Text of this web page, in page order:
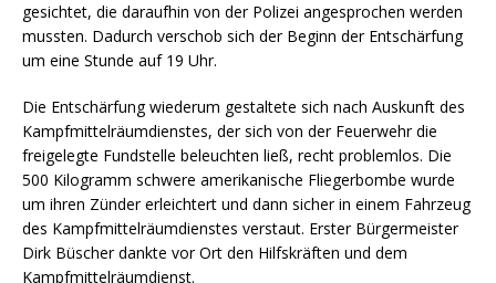
gesichtet, die daraufhin von der Polizei angesprochen werden
mussten. Dadurch verschob sich der Beginn der Entschärfung
um eine Stunde auf 19 Uhr.
Die Entschärfung wiederum gestaltete sich nach Auskunft des
Kampfmittelräumdienstes, der sich von der Feuerwehr die
freigelegte Fundstelle beleuchten ließ, recht problemlos. Die
500 Kilogramm schwere amerikanische Fliegerbombe wurde
um ihren Zünder erleichtert und dann sicher in einem Fahrzeug
des Kampfmittelräumdienstes verstaut. Erster Bürgermeister
Dirk Büscher dankte vor Ort den Hilfskräften und dem
Kampfmittelräumdienst.